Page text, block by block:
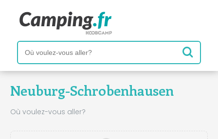
Neuburg-Schrobenhausen
Où voulez-vous aller?